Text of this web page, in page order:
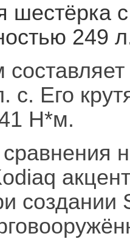
шестёрка
249
с. Его
Н*м.
сравнения